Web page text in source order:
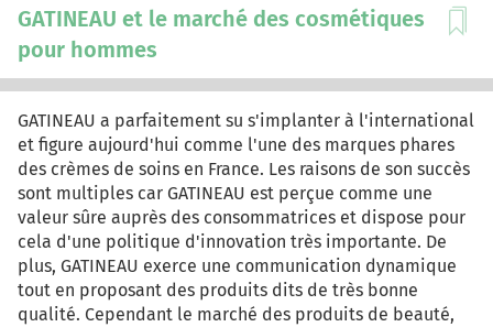
souhaite développer une stratégie de fidélisation
optimale. Mais quelle stratégie de fidélisation et de
relation client pourrait-elle créer afin de favoriser un
échange pérenne avec ses clients ?
GATINEAU et le marché des cosmétiques
pour hommes
GATINEAU a parfaitement su s'implanter à l'international
et figure aujourd'hui comme l'une des marques phares
des crèmes de soins en France. Les raisons de son succès
sont multiples car GATINEAU est perçue comme une
valeur sûre auprès des consommatrices et dispose pour
cela d'une politique d'innovation très importante. De
plus, GATINEAU exerce une communication dynamique
tout en proposant des produits dits de très bonne
qualité. Cependant le marché des produits de beauté,